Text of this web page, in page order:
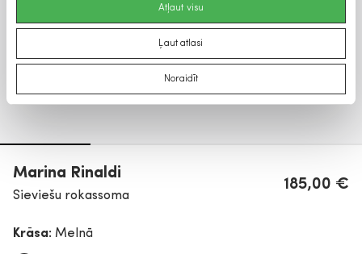
Atļaut visu
Ļaut atlasi
Noraidīt
Marina Rinaldi
Sieviešu rokassoma
185,00 €
Krāsa: Melnā